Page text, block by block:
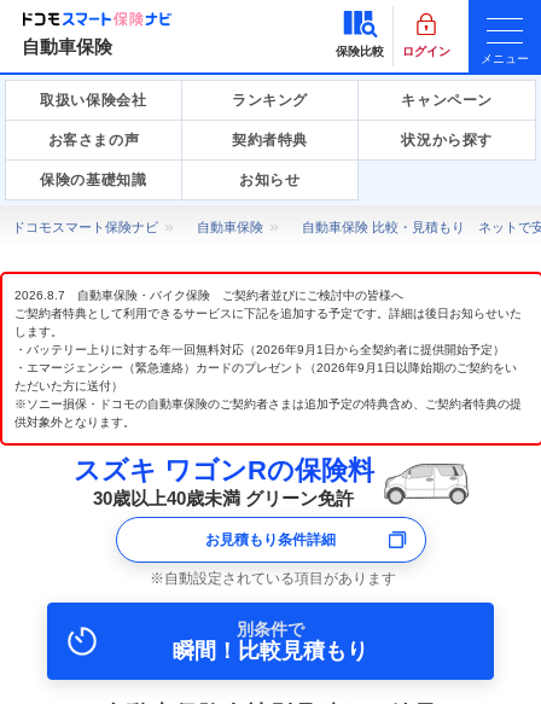
自動車保険 保険比較 ログイン
メニュー
取扱い保険会社 ランキング キャンペーン
お客さまの声 契約者特典 状況から探す
保険の基礎知識 お知らせ
ドコモスマート保険ナビ 自動車保険 自動車保険 比較・見積もり ネットで
2026.8.7 自動車保険・バイク保険 ご契約者並びにご検討中の皆様へ
ご契約者特典として利用できるサービスに下記を追加する予定です。詳細は後日お知らせいた
します。
・バッテリー上りに対する年一回無料対応（2026年9月1日から全契約者に提供開始予定）
・エマージェンシー（緊急連絡）カードのプレゼント（2026年9月1日以降始期のご契約をい
ただいた方に送付）
※ソニー損保・ドコモの自動車保険のご契約者さまは追加予定の特典含め、ご契約者特典の提
供対象外となります。
スズキ ワゴンRの保険料
30歳以上40歳未満 グリーン免許
お見積もり条件詳細
自動設定されている項目があります
別条件で
瞬間！比較見積もり